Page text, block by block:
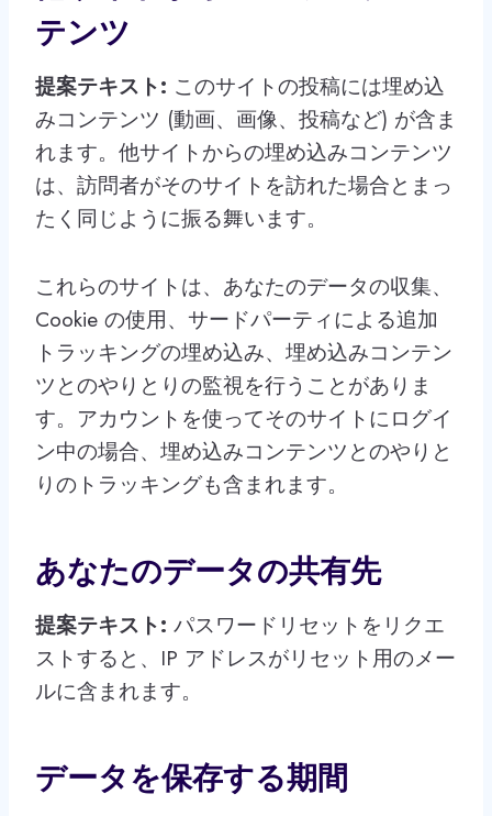
テンツ
提案テキスト: このサイトの投稿には埋め込
みコンテンツ (動画、画像、投稿など) が含ま
れます。他サイトからの埋め込みコンテンツ
は、訪問者がそのサイトを訪れた場合とまっ
たく同じように振る舞います。
これらのサイトは、あなたのデータの収集、
Cookie の使用、サードパーティによる追加
トラッキングの埋め込み、埋め込みコンテン
ツとのやりとりの監視を行うことがありま
す。アカウントを使ってそのサイトにログイ
ン中の場合、埋め込みコンテンツとのやりと
りのトラッキングも含まれます。
あなたのデータの共有先
提案テキスト: パスワードリセットをリクエ
ストすると、IP アドレスがリセット用のメー
ルに含まれます。
データを保存する期間